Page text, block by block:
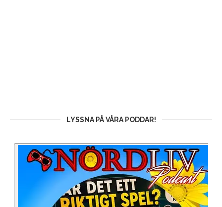
LYSSNA PÅ VÅRA PODDAR!